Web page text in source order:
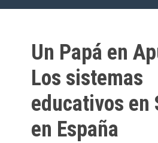
Un Papá en
Los sistemas
educativos en
en España